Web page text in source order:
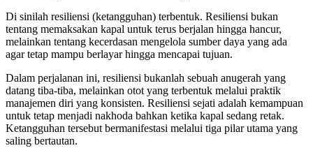
Di sinilah resiliensi (ketangguhan) terbentuk. Resiliensi bukan
tentang memaksakan kapal untuk terus berjalan hingga hancur,
melainkan tentang kecerdasan mengelola sumber daya yang ada
agar tetap mampu berlayar hingga mencapai tujuan.
Dalam perjalanan ini, resiliensi bukanlah sebuah anugerah yang
datang tiba-tiba, melainkan otot yang terbentuk melalui praktik
manajemen diri yang konsisten. Resiliensi sejati adalah kemampuan
untuk tetap menjadi nakhoda bahkan ketika kapal sedang retak.
Ketangguhan tersebut bermanifestasi melalui tiga pilar utama yang
saling bertautan.